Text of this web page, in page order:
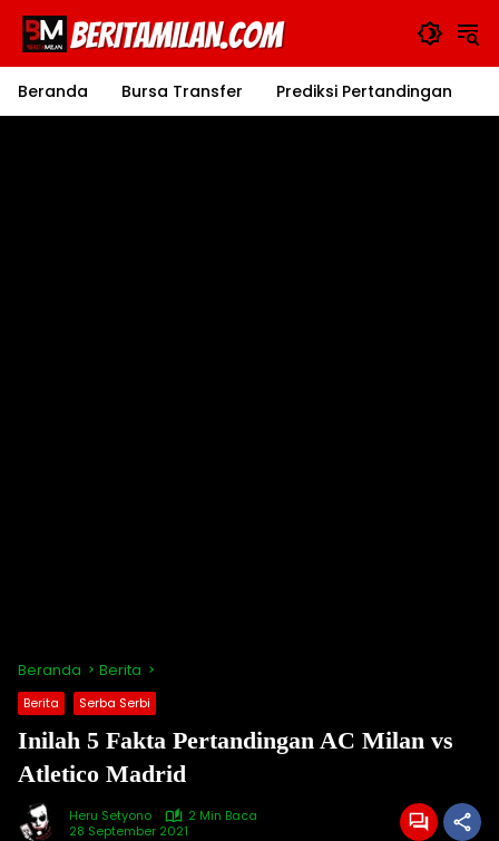
Langsung
konten
Beranda
Bursa Transfer Prediksi Pertandingan
Beranda Berita
Berita Serba Serbi
Inilah 5 Fakta Pertandingan AC Milan vs
Atletico Madrid
Heru Setyono
2 Min Baca
28 September 2021